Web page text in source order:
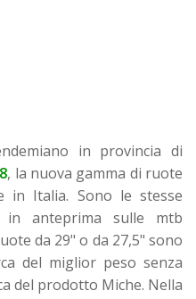
in provincia di
, la nuova gamma di ruote
in Italia. Sono le stesse
anteprima sulle mtb
da 29" o da 27,5" sono
del miglior peso senza
del prodotto Miche. Nella